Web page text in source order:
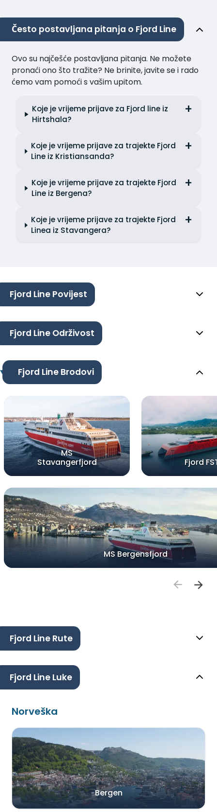
Često postavljana pitanja o Fjord Line
Ovo su najčešće postavljana pitanja. Ne možete
pronaći ono što tražite? Ne brinite, javite se i rado
ćemo vam pomoći s vašim upitom.
Koje je vrijeme prijave za Fjord line iz
Hirtshala?
Koje je vrijeme prijave za trajekte Fjord
Line iz Kristiansanda?
Koje je vrijeme prijave za trajekte Fjord
Line iz Bergena?
Koje je vrijeme prijave za trajekte Fjord
Linea iz Stavangera?
Fjord Line Povijest
Fjord Line Održivost
Fjord Line Brodovi
MS
Stavangerfjord
Fjord
MS Bergensfjord
Fjord Line Rute
Fjord Line Luke
Norveška
Bergen